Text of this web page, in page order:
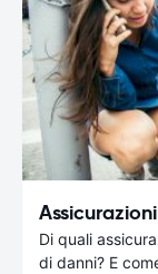
Di quali
di danni? E